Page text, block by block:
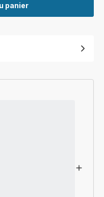
panier